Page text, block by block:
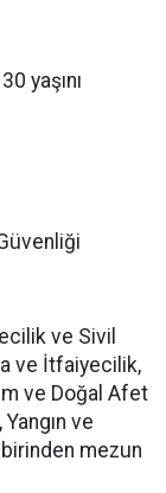
yaşını
ve Sivil
ve İtfaiyecilik,
ve Doğal Afet
ve
mezun